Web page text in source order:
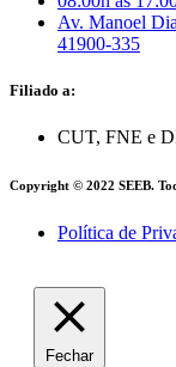
Av. Manoel
41900-335
Filiado a:
CUT, FNE e
Copyright © 2022 SEEB.
Política de
Fechar